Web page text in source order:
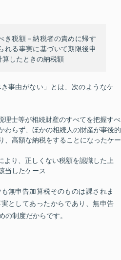
き税額－納税者の責めに帰す
れる事実に基づいて期限後申
したときの納税額
事由がない」とは、次のようなケ
理士等が相続財産のすべてを把握すべ
わらず、ほかの相続人の財産が事後的
、高額な納税をすることになったケー
より、正しくない税額を認識した上
当したケース
無申告加算税そのものは課されま
としてあったからであり、無申告
の制度だからです。